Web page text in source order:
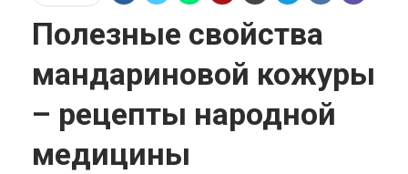
Полезные свойства
мандариновой кожуры
– рецепты народной
медицины